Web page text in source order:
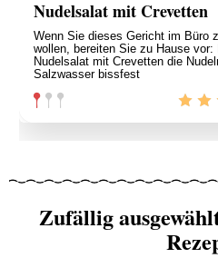
Nudelsalat mit Crevetten
Wenn Sie dieses Gericht im Büro
wollen, bereiten Sie zu Hause vor:
Nudelsalat mit Crevetten die
Salzwasser bissfest
Zufällig